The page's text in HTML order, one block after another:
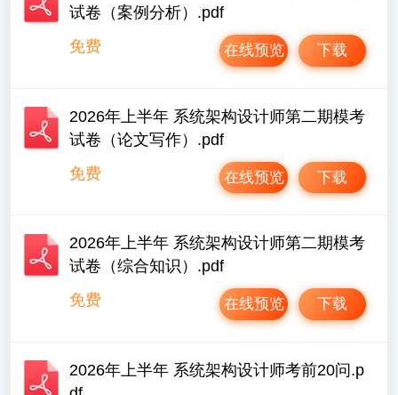
试卷（案例分析）.pdf
免费
下载
在线预览
2026年上半年 系统架构设计师第二期模考
试卷（论文写作）.pdf
免费
下载
在线预览
2026年上半年 系统架构设计师第二期模考
试卷（综合知识）.pdf
免费
下载
在线预览
2026年上半年 系统架构设计师考前20问.p